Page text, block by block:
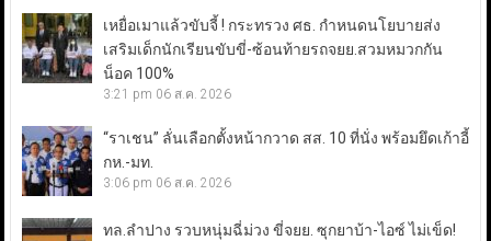
เหยื่อเมาแล้วขับจี้ ! กระทรวง ศธ. กำหนดนโยบายส่ง
เสริมเด็กนักเรียนขับขี่-ซ้อนท้ายรถจยย.สวมหมวกกัน
น็อค 100%
3:21 pm 06 ส.ค. 2026
“ราเชน” ลั่นเลือกตั้งหน้ากวาด สส. 10 ที่นั่ง พร้อมยึดเก้าอี้
กห.-มท.
3:06 pm 06 ส.ค. 2026
ทล.ลำปาง รวบหนุ่มฉี่ม่วง ขี่จยย. ซุกยาบ้า-ไอซ์ ไม่เข็ด!